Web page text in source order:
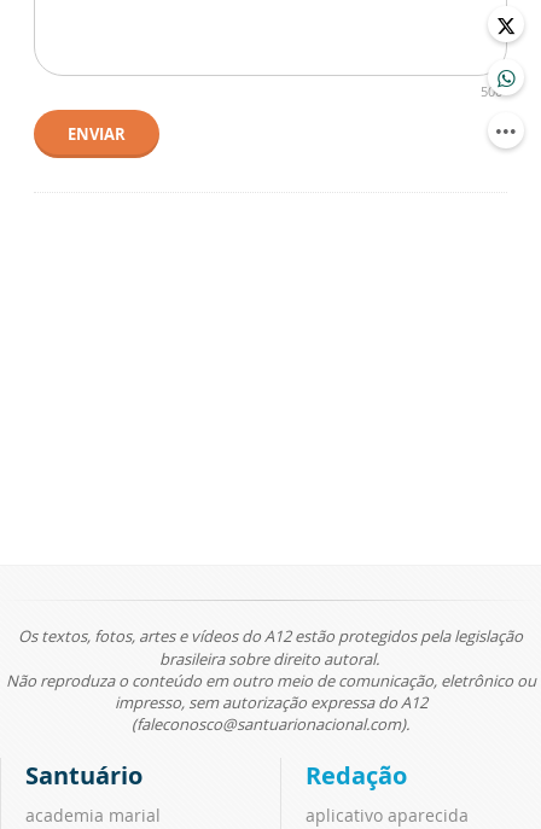
500
ENVIAR
Os textos, fotos, artes e vídeos do A12 estão protegidos pela legislação
brasileira sobre direito autoral.
Não reproduza o conteúdo em outro meio de comunicação, eletrônico ou
impresso, sem autorização expressa do A12
(faleconosco@santuarionacional.com).
Santuário
academia marial
Redação
aplicativo aparecida